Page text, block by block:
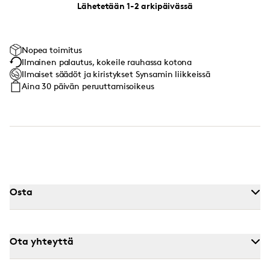
Lähetetään 1-2 arkipäivässä
Nopea toimitus
Ilmainen palautus, kokeile rauhassa kotona
Ilmaiset säädöt ja kiristykset Synsamin liikkeissä
Aina 30 päivän peruuttamisoikeus
Osta
Ota yhteyttä